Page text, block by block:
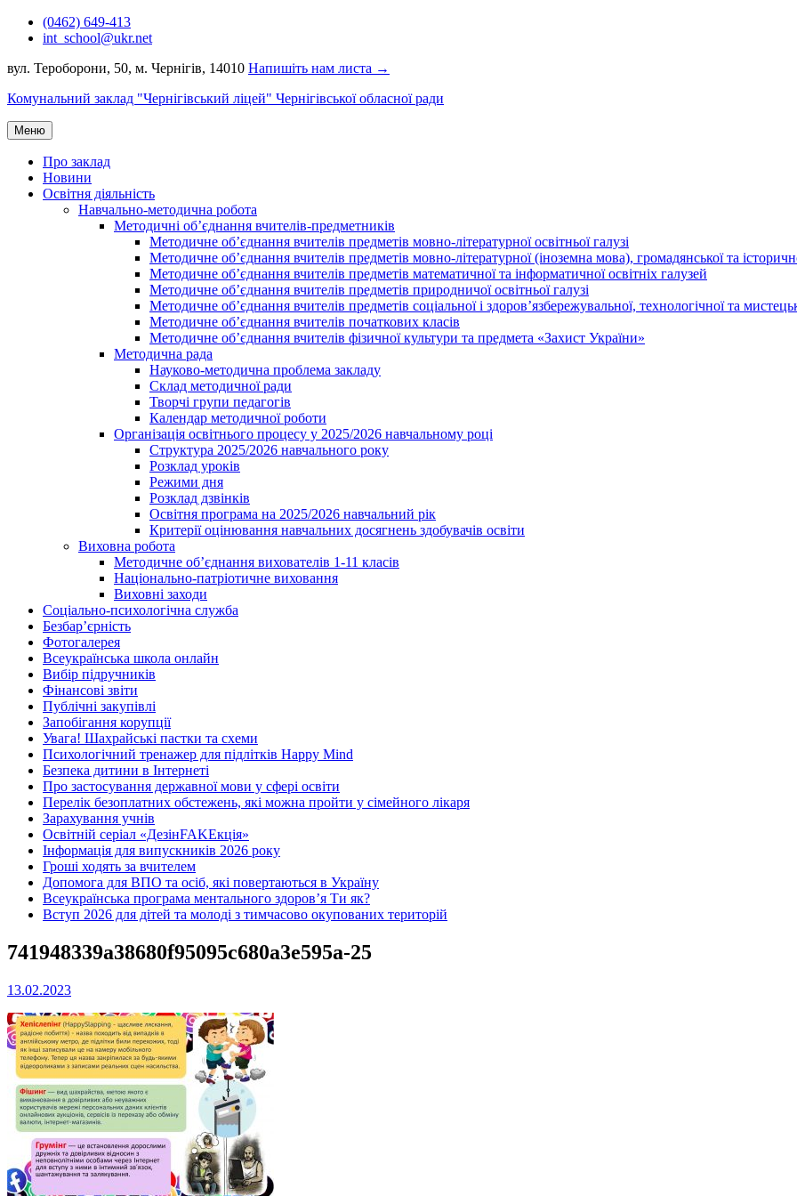
Перейти(0462) 649-413
int_school@ukr.net
вул. Тероборони, 50, м. Чернігів, 14010 Напишіть нам листа →
Комунальний заклад "Чернігівський ліцей" Чернігівської обласної ради
Меню
Про заклад
Новини
Освітня діяльність
Навчально-методична робота
Методичні об’єднання вчителів-предметників
Методичне об’єднання вчителів предметів мовно-літературної освітньої галузі
Методичне об’єднання вчителів предметів мовно-літературної (іноземна мова), громадянської та
Методичне об’єднання вчителів предметів математичної та інформатичної освітніх галузей
Методичне об’єднання вчителів предметів природничої освітньої галузі
Методичне об’єднання вчителів предметів соціальної і здоров’язбережувальної, технологічної та
Методичне об’єднання вчителів початкових класів
Методичне об’єднання вчителів фізичної культури та предмета «Захист України»
Методична рада
Науково-методична проблема закладу
Склад методичної ради
Творчі групи педагогів
Календар методичної роботи
Організація освітнього процесу у 2025/2026 навчальному році
Структура 2025/2026 навчального року
Розклад уроків
Режими дня
Розклад дзвінків
Освітня програма на 2025/2026 навчальний рік
Критерії оцінювання навчальних досягнень здобувачів освіти
Виховна робота
Методичне об’єднання вихователів 1-11 класів
Національно-патріотичне виховання
Виховні заходи
Соціально-психологічна служба
Безбар’єрність
Фотогалерея
Всеукраїнська школа онлайн
Вибір підручників
Фінансові звіти
Публічні закупівлі
Запобігання корупції
Увага! Шахрайські пастки та схеми
Психологічний тренажер для підлітків Happy Mind
Безпека дитини в Інтернеті
Про застосування державної мови у сфері освіти
Перелік безоплатних обстежень, які можна пройти у сімейного лікаря
Зарахування учнів
Освітній серіал «ДезінFAKEкція»
Інформація для випускників 2026 року
Гроші ходять за вчителем
Допомога для ВПО та осіб, які повертаються в Україну
Всеукраїнська програма ментального здоров’я Ти як?
Вступ 2026 для дітей та молоді з тимчасово окупованих територій
741948339a38680f95095c680a3e595a-25
13.02.2023